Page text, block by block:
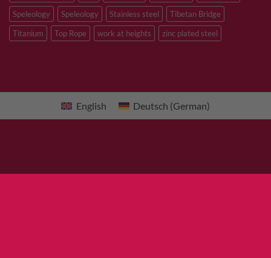
Speleology
Speleology Stainless steel
Tibetan Bridge
Titanium
Top Rope work at heights zinc plated steel
English Deutsch (German)